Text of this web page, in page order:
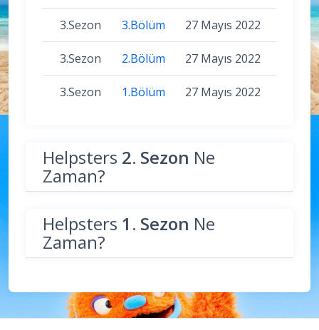
3.Sezon 3.Bölüm 27 Mayıs 2022
3.Sezon 2.Bölüm 27 Mayıs 2022
3.Sezon 1.Bölüm 27 Mayıs 2022
Helpsters 2. Sezon Ne
Zaman?
Helpsters 1. Sezon Ne
Zaman?